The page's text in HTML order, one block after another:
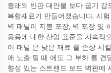
종래의 반판 대안물 보다 굽기 강
복합재료가 만들어졌습니다. 시
벽 패널이 지붕 포장, 벽 포장 및
응용에 대한 산업 표준을 지속적
이 패널 은 낮은 재료 를 손상 시
에 노출 될 때 에도 그 부하 를 견
향성 있는 스트랜드 보드 벽판에